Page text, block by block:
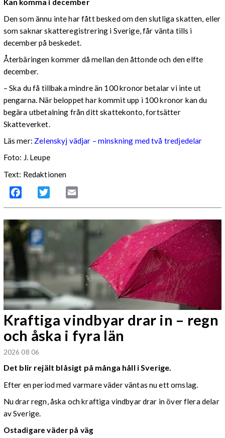
Den som ännu inte har fått besked om den slutliga skatten, eller
som saknar skatteregistrering i Sverige, får vänta tills i
december på beskedet.
Återbäringen kommer då mellan den åttonde och den elfte
december.
– Ska du få tillbaka mindre än 100 kronor betalar vi inte ut
pengarna. När beloppet har kommit upp i 100 kronor kan du
begära utbetalning från ditt skattekonto, fortsätter
Skatteverket.
Läs mer: Zelenskyj vädjar – minskning med två tredjedelar
Foto: J. Leupe
Text: Redaktionen
Facebook Twitter
Kraftiga vindbyar drar in – regn
och åska i fyra län
2026 08 06
Det blir rejält blåsigt på många håll i Sverige.
Efter en period med varmare väder väntas nu ett omslag.
Nu drar regn, åska och kraftiga vindbyar drar in över flera delar
av Sverige.
Ostadigare väder på väg